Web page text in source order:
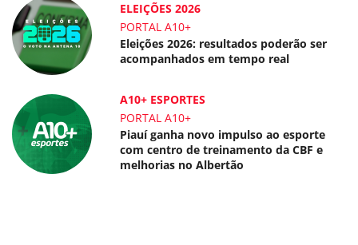
ELEIÇÕES 2026
PORTAL A10+
Eleições 2026: resultados poderão ser
acompanhados em tempo real
A10+ ESPORTES
PORTAL A10+
Piauí ganha novo impulso ao esporte
com centro de treinamento da CBF e
melhorias no Albertão